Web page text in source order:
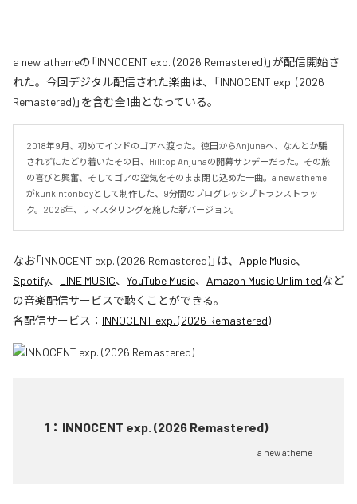
a new athemeの「INNOCENT exp. (2026 Remastered)」が配信開始さ
れた。今回デジタル配信された楽曲は、「INNOCENT exp. (2026
Remastered)」を含む全1曲となっている。
2018年9月、初めてインドのゴアへ渡った。徳田からAnjunaへ、なんとか騙
されずにたどり着いたその日、Hilltop Anjunaの開幕サンデーだった。その旅
の喜びと興奮、そしてゴアの空気をそのまま閉じ込めた一曲。a new atheme
がkurikintonboyとして制作した、9分間のプログレッシブトランストラッ
ク。2026年、リマスタリングを施した新バージョン。
なお「INNOCENT exp. (2026 Remastered)」は、 Apple Music、
Spotify、 LINE MUSIC、 YouTube Music、 Amazon Music Unlimitedなど
の音楽配信サービスで聴くことができる。
各配信サービス： INNOCENT exp. (2026 Remastered)
1 ： INNOCENT exp. (2026 Remastered)
a new atheme